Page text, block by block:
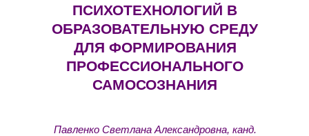
ПСИХОТЕХНОЛОГИЙ В
ОБРАЗОВАТЕЛЬНУЮ СРЕДУ
ДЛЯ ФОРМИРОВАНИЯ
ПРОФЕССИОНАЛЬНОГО
САМОСОЗНАНИЯ
Павленко Светлана Александровна, канд.